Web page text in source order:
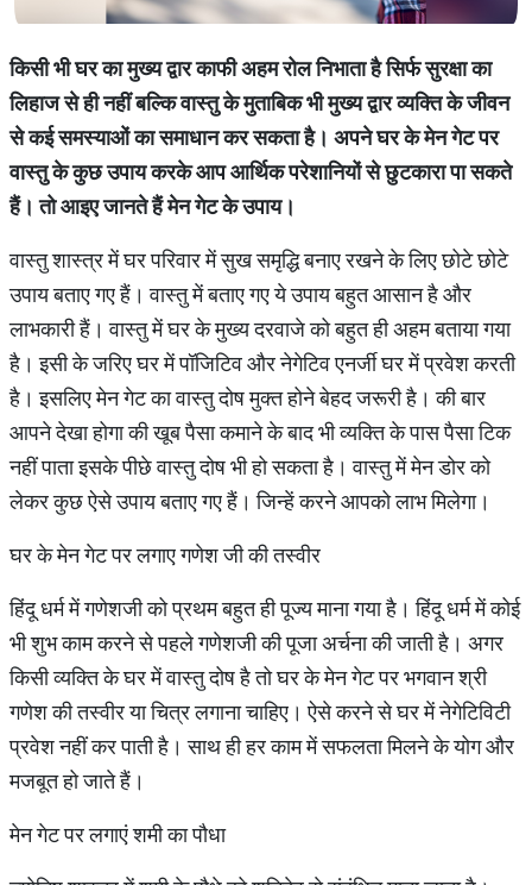
किसी भी घर का मुख्य द्वार काफी अहम रोल निभाता है सिर्फ सुरक्षा का
लिहाज से ही नहीं बल्कि वास्तु के मुताबिक भी मुख्य द्वार व्यक्ति के जीवन
से कई समस्याओं का समाधान कर सकता है। अपने घर के मेन गेट पर
वास्तु के कुछ उपाय करके आप आर्थिक परेशानियों से छुटकारा पा सकते
हैं। तो आइए जानते हैं मेन गेट के उपाय।
वास्तु शास्त्र में घर परिवार में सुख समृद्धि बनाए रखने के लिए छोटे छोटे
उपाय बताए गए हैं। वास्तु में बताए गए ये उपाय बहुत आसान है और
लाभकारी हैं। वास्तु में घर के मुख्य दरवाजे को बहुत ही अहम बताया गया
है। इसी के जरिए घर में पॉजिटिव और नेगेटिव एनर्जी घर में प्रवेश करती
है। इसलिए मेन गेट का वास्तु दोष मुक्त होने बेहद जरूरी है। की बार
आपने देखा होगा की खूब पैसा कमाने के बाद भी व्यक्ति के पास पैसा टिक
नहीं पाता इसके पीछे वास्तु दोष भी हो सकता है। वास्तु में मेन डोर को
लेकर कुछ ऐसे उपाय बताए गए हैं। जिन्हें करने आपको लाभ मिलेगा।
घर के मेन गेट पर लगाए गणेश जी की तस्वीर
हिंदू धर्म में गणेशजी को प्रथम बहुत ही पूज्य माना गया है। हिंदू धर्म में कोई
भी शुभ काम करने से पहले गणेशजी की पूजा अर्चना की जाती है। अगर
किसी व्यक्ति के घर में वास्तु दोष है तो घर के मेन गेट पर भगवान श्री
गणेश की तस्वीर या चित्र लगाना चाहिए। ऐसे करने से घर में नेगेटिविटी
प्रवेश नहीं कर पाती है। साथ ही हर काम में सफलता मिलने के योग और
मजबूत हो जाते हैं।
मेन गेट पर लगाएं शमी का पौधा